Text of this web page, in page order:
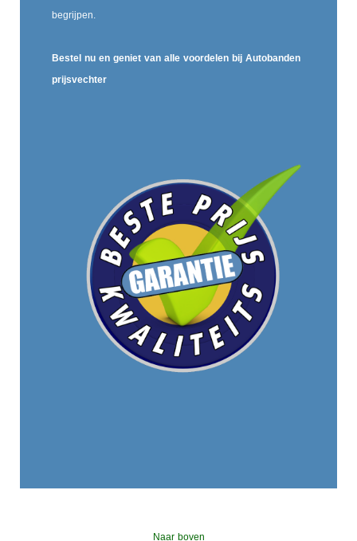
begrijpen.
Bestel nu en geniet van alle voordelen bij Autobanden
prijsvechter
Naar boven